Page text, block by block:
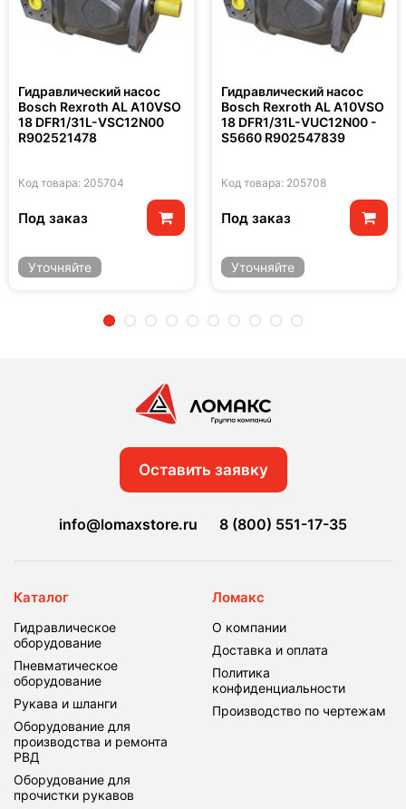
Гидравлический насос
Bosch Rexroth AL A10VSO
18 DFR1/31L-VSC12N00
R902521478
Код товара: 205704
Под заказ
Уточняйте
Гидравлический насос
Bosch Rexroth AL A10VSO
18 DFR1/31L-VUC12N00 -
S5660 R902547839
Код товара: 205708
Под заказ
Уточняйте
Оставить заявку
info@lomaxstore.ru 8 (800) 551-17-35
Каталог
Гидравлическое
оборудование
Пневматическое
оборудование
Рукава и шланги
Оборудование для
производства и ремонта
РВД
Оборудование для
прочистки рукавов
Ломакс
О компании
Доставка и оплата
Политика
конфиденциальности
Производство по чертежам